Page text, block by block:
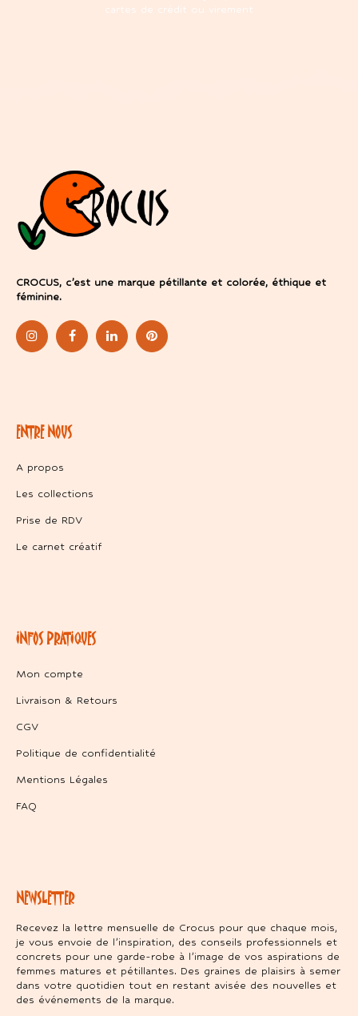
cartes de crédit ou virement
CROCUS, c’est une marque pétillante et colorée, éthique et
féminine.
ENTRE NOUS
A propos
Les collections
Prise de RDV
Le carnet créatif
INFOS PRATIQUES
Mon compte
Livraison & Retours
CGV
Politique de confidentialité
Mentions Légales
FAQ
NEWSLETTER
Recevez la lettre mensuelle de Crocus pour que chaque mois,
je vous envoie de l’inspiration, des conseils professionnels et
concrets pour une garde-robe à l’image de vos aspirations de
femmes matures et pétillantes. Des graines de plaisirs à semer
dans votre quotidien tout en restant avisée des nouvelles et
des événements de la marque.